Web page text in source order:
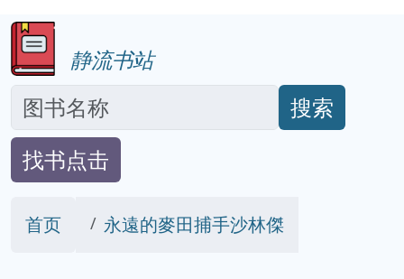
静流书站
搜索
找书点击
首页 永遠的麥田捕手沙林傑